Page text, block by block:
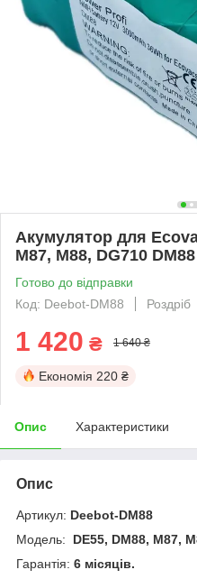
Акумулятор для
M87, M88, DG710
Готово до відправки
Код: Deebot-DM88
Роздріб
1 420 ₴ 1 640 ₴
Економія 220 ₴
Опис Характеристики
Опис
Артикул: Deebot-DM88
Модель:
DE55, DM88, M87,
Гарантія: 6 місяців.